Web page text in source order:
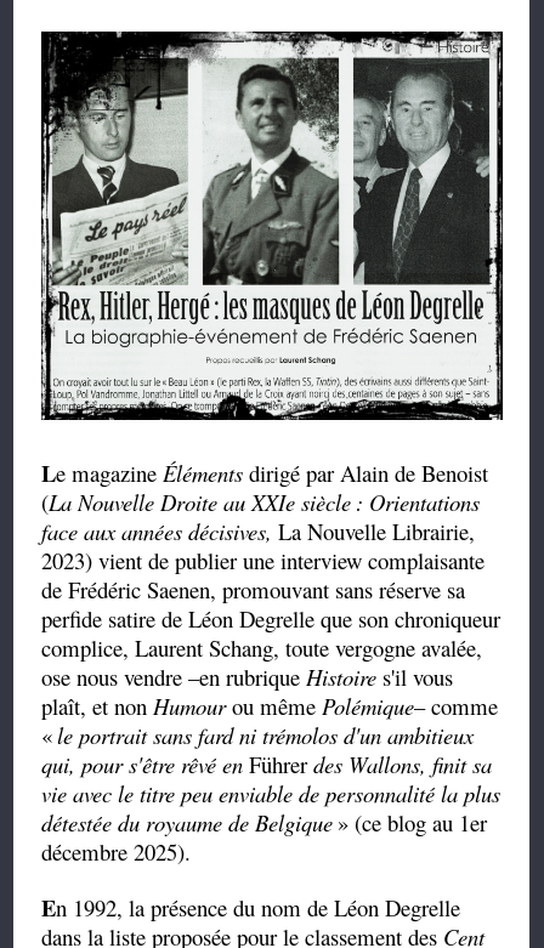
Le magazineÉléments dirigé par Alain de Benoist
(La Nouvelle Droite au XXIe siècle : Orientations
face aux années décisives, La Nouvelle Librairie,
2023) vient de publier une interview complaisante
de Frédéric Saenen, promouvant sans réserve sa
perfide satire de Léon Degrelle que son chroniqueur
complice, Laurent Schang, toute vergogne avalée,
ose nous vendre –en rubriqueHistoire s'il vous
plaît, et nonHumourou mêmePolémique– comme
«le portrait sans fard ni trémolos d'un ambitieux
qui, pour s'être rêvé enFührer des Wallons, finit sa
vie avec le titre peu enviable de personnalité la plus
détestée du royaume de Belgique » (ce blog au 1er
décembre 2025).
En 1992, la présence du nom de Léon Degrelle
dans la liste proposée pour le classement des Cent